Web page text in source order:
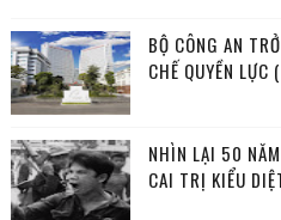
BỘ CÔNG AN
CHẾ QUYỀN LỰC
NHÌN LẠI 50
CAI TRỊ KIỂU